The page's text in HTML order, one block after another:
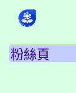
粉絲頁